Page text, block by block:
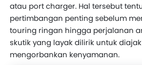
atau port charger. Hal tersebut
pertimbangan penting sebelum
touring ringan hingga perjalanan
skutik yang layak dilirik untuk
mengorbankan kenyamanan.